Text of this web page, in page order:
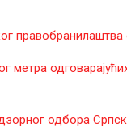
метра
одбора